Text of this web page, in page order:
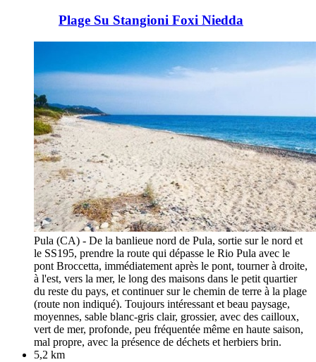
Plage Su Stangioni Foxi Niedda
Pula (CA) - De la banlieue nord de Pula, sortie sur le nord et
le SS195, prendre la route qui dépasse le Rio Pula avec le
pont Broccetta, immédiatement après le pont, tourner à droite,
à l'est, vers la mer, le long des maisons dans le petit quartier
du reste du pays, et continuer sur le chemin de terre à la plage
(route non indiqué). Toujours intéressant et beau paysage,
moyennes, sable blanc-gris clair, grossier, avec des cailloux,
vert de mer, profonde, peu fréquentée même en haute saison,
mal propre, avec la présence de déchets et herbiers brin.
5,2 km